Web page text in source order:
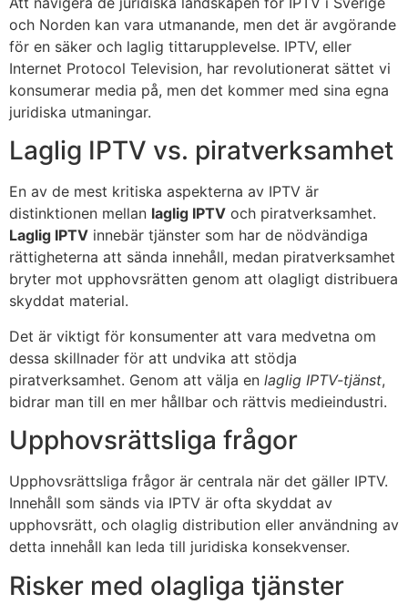
och Norden kan vara utmanande, men det är avgörande
för en säker och laglig tittarupplevelse. IPTV, eller
Internet Protocol Television, har revolutionerat sättet vi
konsumerar media på, men det kommer med sina egna
juridiska utmaningar.
Laglig IPTV vs. piratverksamhet
En av de mest kritiska aspekterna av IPTV är
distinktionen mellan laglig IPTV och piratverksamhet.
Laglig IPTV innebär tjänster som har de nödvändiga
rättigheterna att sända innehåll, medan piratverksamhet
bryter mot upphovsrätten genom att olagligt distribuera
skyddat material.
Det är viktigt för konsumenter att vara medvetna om
dessa skillnader för att undvika att stödja
piratverksamhet. Genom att välja en laglig IPTV-tjänst,
bidrar man till en mer hållbar och rättvis medieindustri.
Upphovsrättsliga frågor
Upphovsrättsliga frågor är centrala när det gäller IPTV.
Innehåll som sänds via IPTV är ofta skyddat av
upphovsrätt, och olaglig distribution eller användning av
detta innehåll kan leda till juridiska konsekvenser.
Risker med olagliga tjänster